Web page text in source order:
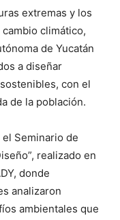
extremas y los
climático,
de Yucatán
a diseñar
con el
de la población.
Seminario de
realizado en
donde
analizaron
ambientales que